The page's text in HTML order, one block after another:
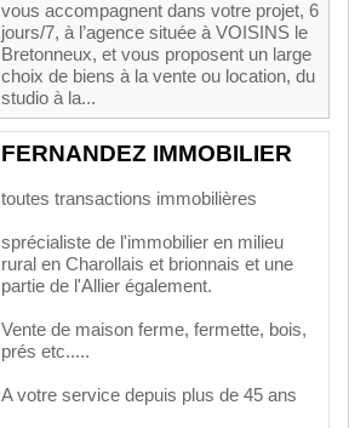
vous accompagnent dans votre projet, 6
jours/7, à l’agence située à VOISINS le
Bretonneux, et vous proposent un large
choix de biens à la vente ou location, du
studio à la...
FERNANDEZ IMMOBILIER
toutes transactions immobilières
sprécialiste de l'immobilier en milieu
rural en Charollais et brionnais et une
partie de l'Allier également.
Vente de maison ferme, fermette, bois,
prés etc.....
A votre service depuis plus de 45 ans